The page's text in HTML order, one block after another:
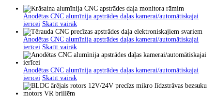
Anodētas CNC alumīnija apstrādes daļas kamerai/automātiskajai
ierīcei Skatīt vairāk
Anodētas CNC alumīnija apstrādes daļas kamerai/automātiskajai
ierīcei Skatīt vairāk
Anodētas CNC alumīnija apstrādes daļas kamerai/automātiskajai
ierīcei Skatīt vairāk